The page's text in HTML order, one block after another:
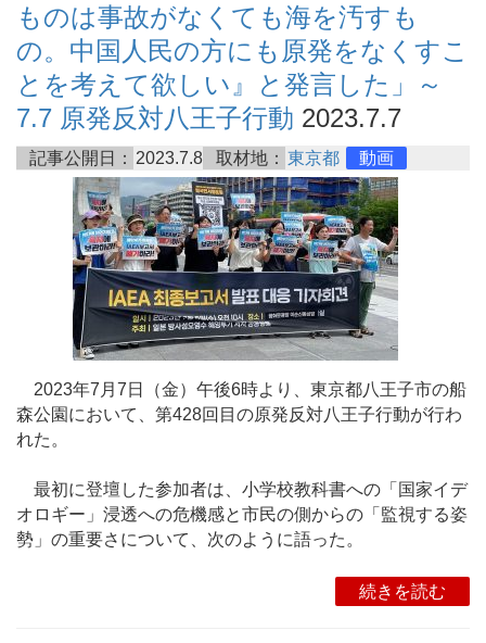
ものは事故がなくても海を汚すも
の。中国人民の方にも原発をなくすこ
とを考えて欲しい』と発言した」～
7.7 原発反対八王子行動 2023.7.7
記事公開日： 2023.7.8 取材地： 東京都 動画
2023年7月7日（金）午後6時より、東京都八王子市の船
森公園において、第428回目の原発反対八王子行動が行わ
れた。
最初に登壇した参加者は、小学校教科書への「国家イデ
オロギー」浸透への危機感と市民の側からの「監視する姿
勢」の重要さについて、次のように語った。
続きを読む